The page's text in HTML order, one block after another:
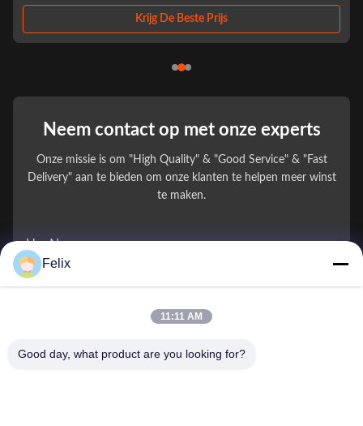
philosophy of "Let ...
Neem contact op met onze experts
Onze missie is om "High Quality" & "Good Service" & "Fast
Delivery" aan te bieden om onze klanten te helpen meer winst
te maken.
Uw Naam
*
Felix
11:11 AM
Good day, what product are you looking for?